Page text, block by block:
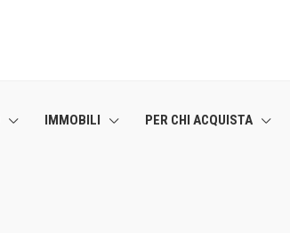
IMMOBILI PER CHI ACQUISTA